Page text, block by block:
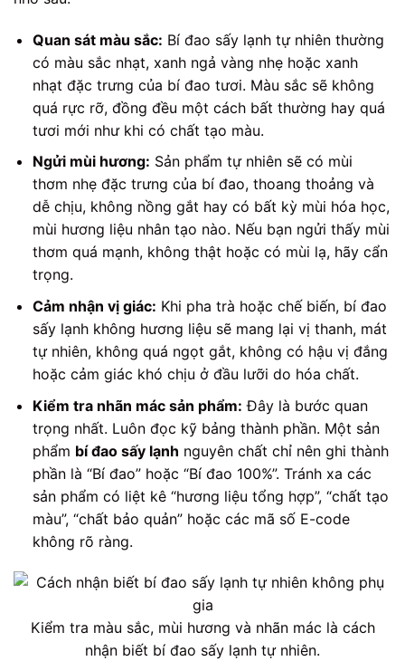
Quan sát màu sắc: Bí đao sấy lạnh tự nhiên thường
có màu sắc nhạt, xanh ngả vàng nhẹ hoặc xanh
nhạt đặc trưng của bí đao tươi. Màu sắc sẽ không
quá rực rỡ, đồng đều một cách bất thường hay quá
tươi mới như khi có chất tạo màu.
Ngửi mùi hương: Sản phẩm tự nhiên sẽ có mùi
thơm nhẹ đặc trưng của bí đao, thoang thoảng và
dễ chịu, không nồng gắt hay có bất kỳ mùi hóa học,
mùi hương liệu nhân tạo nào. Nếu bạn ngửi thấy mùi
thơm quá mạnh, không thật hoặc có mùi lạ, hãy cẩn
trọng.
Cảm nhận vị giác: Khi pha trà hoặc chế biến, bí đao
sấy lạnh không hương liệu sẽ mang lại vị thanh, mát
tự nhiên, không quá ngọt gắt, không có hậu vị đắng
hoặc cảm giác khó chịu ở đầu lưỡi do hóa chất.
Kiểm tra nhãn mác sản phẩm: Đây là bước quan
trọng nhất. Luôn đọc kỹ bảng thành phần. Một sản
phẩm bí đao sấy lạnh nguyên chất chỉ nên ghi thành
phần là “Bí đao” hoặc “Bí đao 100%”. Tránh xa các
sản phẩm có liệt kê “hương liệu tổng hợp”, “chất tạo
màu”, “chất bảo quản” hoặc các mã số E-code
không rõ ràng.
Kiểm tra màu sắc, mùi hương và nhãn mác là cách
nhận biết bí đao sấy lạnh tự nhiên.